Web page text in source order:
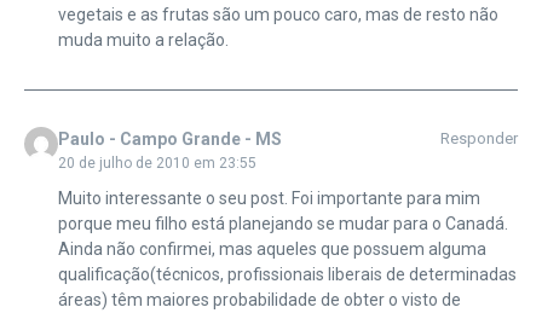
vegetais e as frutas são um pouco caro, mas de resto não
muda muito a relação.
Paulo - Campo Grande - MS
20 de julho de 2010 em 23:55
Responder
Muito interessante o seu post. Foi importante para mim
porque meu filho está planejando se mudar para o Canadá.
Ainda não confirmei, mas aqueles que possuem alguma
qualificação(técnicos, profissionais liberais de determinadas
áreas) têm maiores probabilidade de obter o visto de